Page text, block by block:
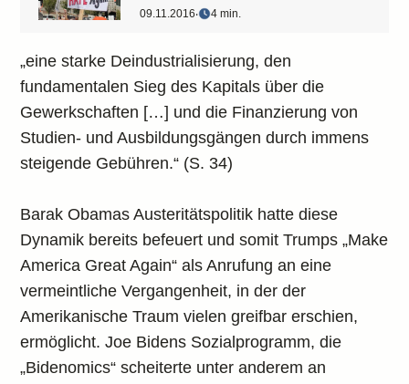
09.11.2016‧ 4 min.
„eine starke Deindustrialisierung, den
fundamentalen Sieg des Kapitals über die
Gewerkschaften […] und die Finanzierung von
Studien- und Ausbildungsgängen durch immens
steigende Gebühren.“ (S. 34)
Barak Obamas Austeritätspolitik hatte diese
Dynamik bereits befeuert und somit Trumps „Make
America Great Again“ als Anrufung an eine
vermeintliche Vergangenheit, in der der
Amerikanische Traum vielen greifbar erschien,
ermöglicht. Joe Bidens Sozialprogramm, die
„Bidenomics“ scheiterte unter anderem an